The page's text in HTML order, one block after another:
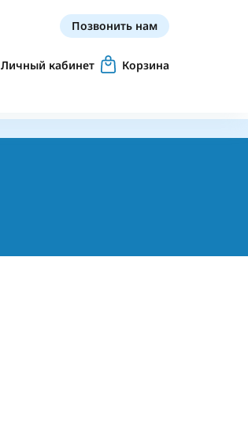
Позвонить нам
Личный кабинет Корзина